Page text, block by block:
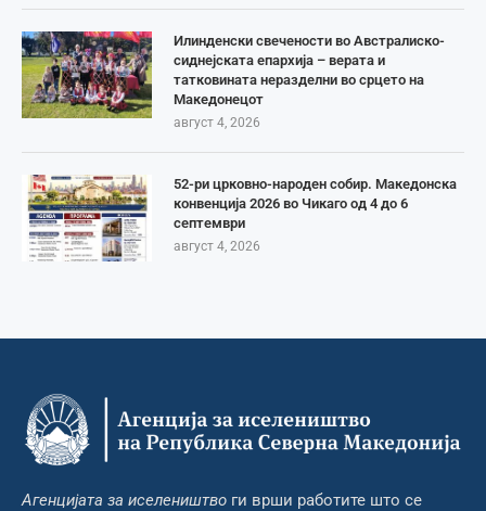
Илинденски свечености во Австралиско-
сиднејската епархија – верата и
татковината неразделни во срцето на
Македонецот
август 4, 2026
52-ри црковно-народен собир. Македонска
конвенција 2026 во Чикаго од 4 до 6
септември
август 4, 2026
Агенцијата за иселеништво ги врши работите што се